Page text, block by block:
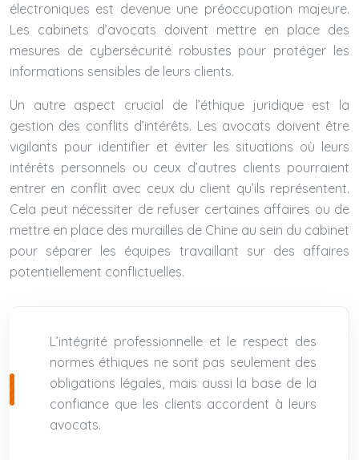
électroniques est devenue une préoccupation majeure.
Les cabinets d’avocats doivent mettre en place des
mesures de cybersécurité robustes pour protéger les
informations sensibles de leurs clients.
Un autre aspect crucial de l’éthique juridique est la
gestion des conflits d’intérêts. Les avocats doivent être
vigilants pour identifier et éviter les situations où leurs
intérêts personnels ou ceux d’autres clients pourraient
entrer en conflit avec ceux du client qu’ils représentent.
Cela peut nécessiter de refuser certaines affaires ou de
mettre en place des murailles de Chine au sein du cabinet
pour séparer les équipes travaillant sur des affaires
potentiellement conflictuelles.
L’intégrité professionnelle et le respect des
normes éthiques ne sont pas seulement des
obligations légales, mais aussi la base de la
confiance que les clients accordent à leurs
avocats.